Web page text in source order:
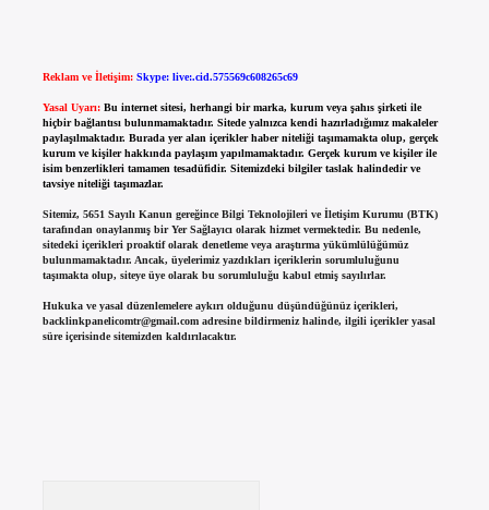
Reklam ve İletişim: Skype: live:.cid.575569c608265c69
Yasal Uyarı: Bu internet sitesi, herhangi bir marka, kurum veya şahıs şirketi ile
hiçbir bağlantısı bulunmamaktadır. Sitede yalnızca kendi hazırladığımız makaleler
paylaşılmaktadır. Burada yer alan içerikler haber niteliği taşımamakta olup, gerçek
kurum ve kişiler hakkında paylaşım yapılmamaktadır. Gerçek kurum ve kişiler ile
isim benzerlikleri tamamen tesadüfidir. Sitemizdeki bilgiler taslak halindedir ve
tavsiye niteliği taşımazlar.
Sitemiz, 5651 Sayılı Kanun gereğince Bilgi Teknolojileri ve İletişim Kurumu (BTK)
tarafından onaylanmış bir Yer Sağlayıcı olarak hizmet vermektedir. Bu nedenle,
sitedeki içerikleri proaktif olarak denetleme veya araştırma yükümlülüğümüz
bulunmamaktadır. Ancak, üyelerimiz yazdıkları içeriklerin sorumluluğunu
taşımakta olup, siteye üye olarak bu sorumluluğu kabul etmiş sayılırlar.
Hukuka ve yasal düzenlemelere aykırı olduğunu düşündüğünüz içerikleri,
backlinkpanelicomtr@gmail.comadresine bildirmeniz halinde, ilgili içerikler yasal
süre içerisinde sitemizden kaldırılacaktır.